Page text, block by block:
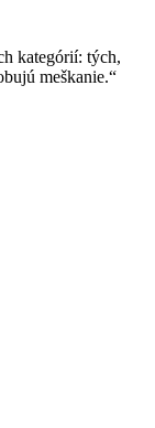
kategórií: tých,
meškanie.